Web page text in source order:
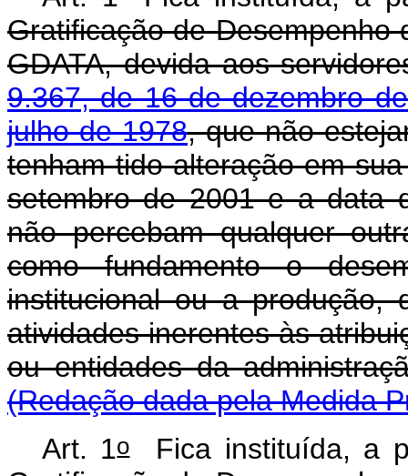
Gratificação de Desempenho
GDATA, devida aos
9.367, de 16 de dezembro
julho de 1978, que não
tenham tido alteração em
setembro de 2001 e a data
não percebam qualquer
como fundamento o
institucional ou a produção,
atividades inerentes às
ou entidades da
(Redação dada pela Medida
Art. 1oFica instituída, a